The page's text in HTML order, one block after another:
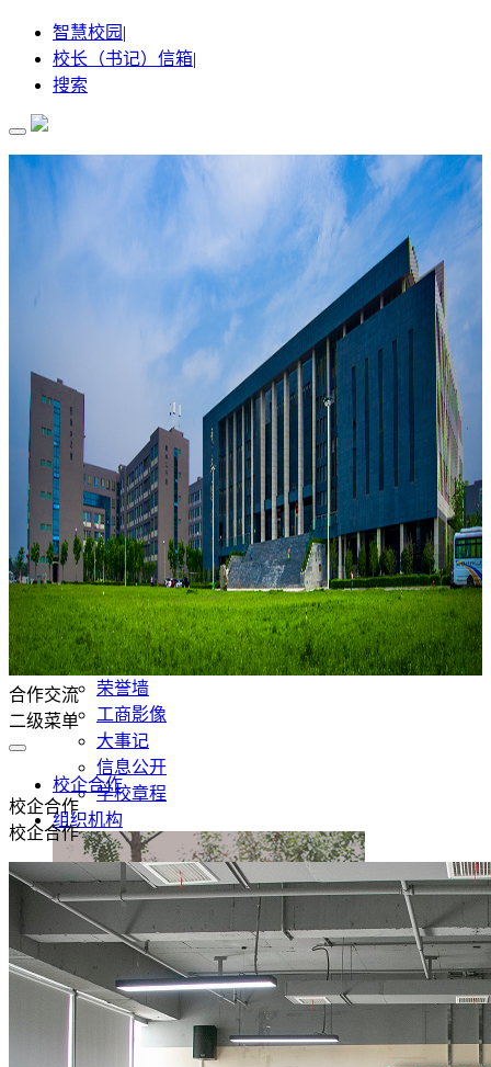
智慧校园 |
校长（书记）信箱|
搜索
首 页
郑州工商学院是2016年经教育部批准设立的全日制民办
普通本科高校。
学校简介
现任领导
校风校训
学校荣誉
荣誉墙
工商影像
大事记
信息公开
学校章程
组织机构
合作交流
二级菜单
校企合作
校企合作
校企合作